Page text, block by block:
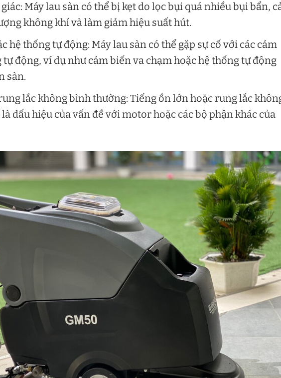
Máy lau sàn có thể bị kẹt do lọc bụi quá nhiều bụi bẩn,
không khí và làm giảm hiệu suất hút.
hệ thống tự động: Máy lau sàn có thể gặp sự cố với các cảm
động, ví dụ như cảm biến va chạm hoặc hệ thống tự động
sàn.
lắc không bình thường: Tiếng ồn lớn hoặc rung lắc
dấu hiệu của vấn đề với motor hoặc các bộ phận khác của